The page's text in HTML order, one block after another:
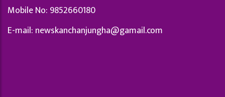
Mobile No: 9852660180
E-mail: newskanchanjungha@gamail.com